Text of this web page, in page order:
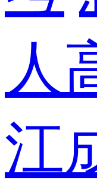
人
江